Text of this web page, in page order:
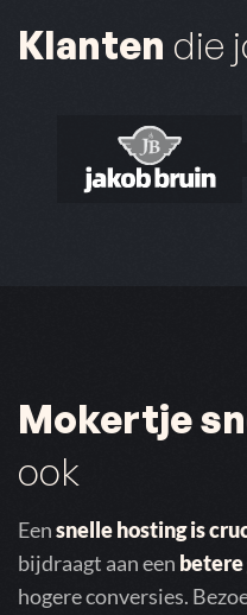
Klanten die
Mokertje
ook
Eensnelle hosting is
bijdraagt aan een
hogere conversies.